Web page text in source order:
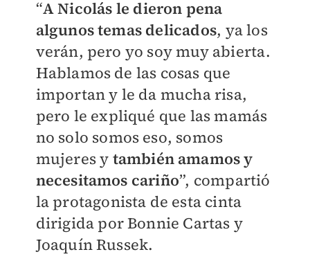
“A Nicolás le dieron pena
algunos temas delicados, ya los
verán, pero yo soy muy abierta.
Hablamos de las cosas que
importan y le da mucha risa,
pero le expliqué que las mamás
no solo somos eso, somos
mujeres y también amamos y
necesitamos cariño”, compartió
la protagonista de esta cinta
dirigida por Bonnie Cartas y
Joaquín Russek.​